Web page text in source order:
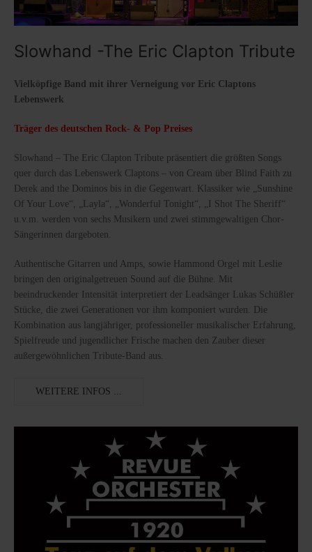
Slowhand -The Eric Clapton Tribute
Vielköpfige Band mit ihrer Verneigung vor Eric Claptons
Lebenswerk
Träger des deutschen Rock- & Pop Preises
Slowhand – The Eric Clapton Tribute präsentiert die größten Songs
quer durch das Lebenswerk Claptons – von Cream über Blind Faith zu
Derek and the Dominos bis in die Gegenwart. Klassiker wie „Sunshine
Of Your Love“, „Layla“, „Wonderful Tonight“, „I Shot The Sheriff“
u.v.m. werden von sechs Musikern und zwei stimmgewaltigen Chor-
Sängerinnen dargeboten.
Authentische Gitarren und Amps, sowie Hammond Orgel mit Leslie
bringen den originalgetreuen Sound auf die Bühne. Mit
beeindruckender Intensität interpretiert der Leadsänger Lukas Schüßler
Stücke, die zwei Generationen vor ihm komponiert wurden. Die
Kombination aus langjähriger, professioneller musikalischer Erfahrung,
Spielfreude und jugendlicher Frische machen den Zauber dieser
außergewöhnlichen Tribute-Band aus.
WEITERE INFOS ...